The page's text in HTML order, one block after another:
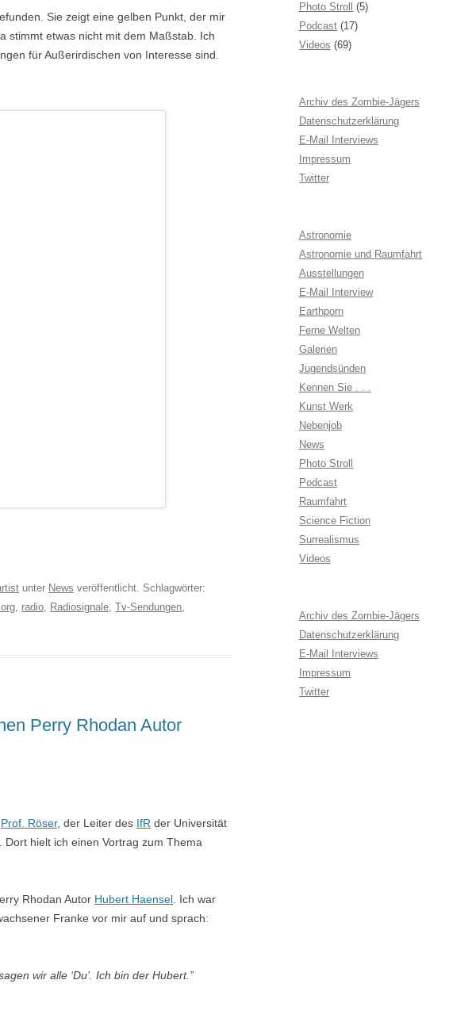
Sie zeigt eine gelben Punkt, der mir
stimmt etwas nicht mit dem Maßstab. Ich
für Außerirdischen von Interesse sind.
unter News veröffentlicht. Schlagwörter:
, radio, Radiosignale, Tv-Sendungen,
Perry Rhodan Autor
Prof. Röser, der Leiter des IfR der Universität
hielt ich einen Vortrag zum Thema
Rhodan Autor Hubert Haensel . Ich war
Franke vor mir auf und sprach:
wir alle ‘Du’. Ich bin der Hubert.”
Photo Stroll
(5)
Podcast (17)
Videos (69)
Archiv des Zombie-Jägers
Datenschutzerklärung
E-Mail Interviews
Impressum
Twitter
Astronomie
Astronomie und Raumfahrt
Ausstellungen
E-Mail Interview
Earthporn
Ferne Welten
Galerien
Jugendsünden
Kennen Sie . . .
Kunst Werk
Nebenjob
News
Photo Stroll
Podcast
Raumfahrt
Science Fiction
Surrealismus
Videos
Archiv des Zombie-Jägers
Datenschutzerklärung
E-Mail Interviews
Impressum
Twitter